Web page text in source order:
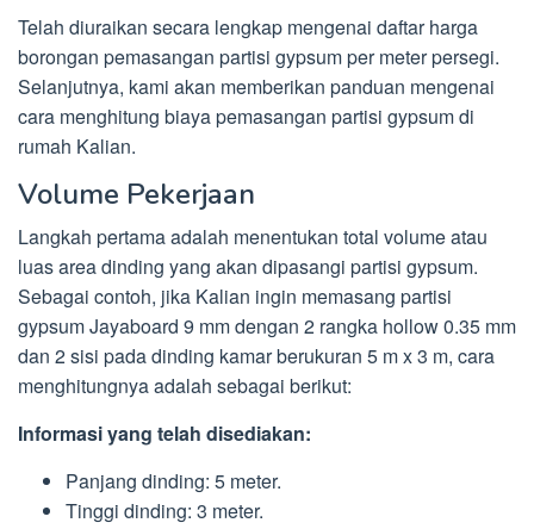
Telah diuraikan secara lengkap mengenai daftar harga
borongan pemasangan partisi gypsum per meter persegi.
Selanjutnya, kami akan memberikan panduan mengenai
cara menghitung biaya pemasangan partisi gypsum di
rumah Kalian.
Volume Pekerjaan
Langkah pertama adalah menentukan total volume atau
luas area dinding yang akan dipasangi partisi gypsum.
Sebagai contoh, jika Kalian ingin memasang partisi
gypsum Jayaboard 9 mm dengan 2 rangka hollow 0.35 mm
dan 2 sisi pada dinding kamar berukuran 5 m x 3 m, cara
menghitungnya adalah sebagai berikut:
Informasi yang telah disediakan:
Panjang dinding: 5 meter.
Tinggi dinding: 3 meter.